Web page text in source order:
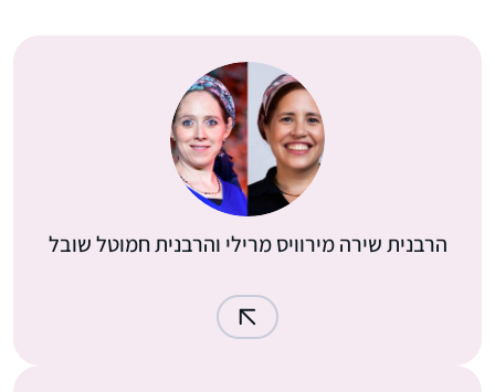
הרבנית שירה מירוויס מרילי והרבנית חמוטל שובל